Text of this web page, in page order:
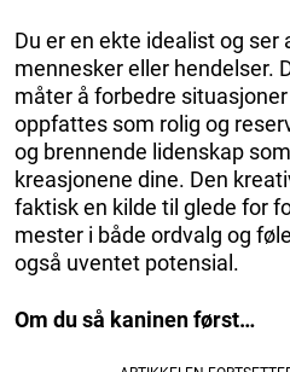
Du er en ekte idealist og ser
mennesker eller hendelser.
måter å forbedre
oppfattes som rolig og
og brennende lidenskap
kreasjonene dine. Den
faktisk en kilde til glede for
mester i både ordvalg og
også uventet potensial.
Om du så kaninen først…